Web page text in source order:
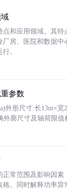
和应用领域。其
房、医院和数据
。
参数
外形尺寸:长13m×
外廓尺寸及轴荷限值
常范围及影响因
。同时解释功率